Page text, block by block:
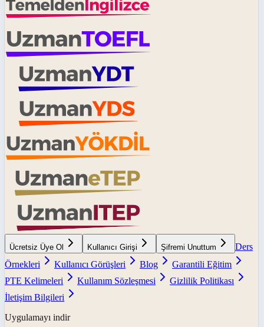
Ücretsiz Üye Ol Kullanıcı Girişi Şifremi Unuttum
Ders
Örnekleri
Kullanıcı Görüşleri Blog
Garantili Eğitim
PTE Kelimeleri
Kullanım Sözleşmesi
Gizlilik Politikası
İletişim Bilgileri
Uygulamayı indir